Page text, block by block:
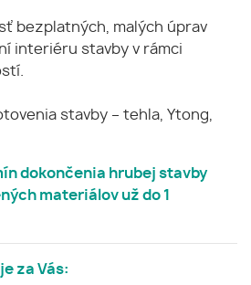
bezplatných, malých úprav
interiéru stavby v rámci
stavby – tehla, Ytong,
dokončenia hrubej stavby
materiálov už do 1
za Vás: